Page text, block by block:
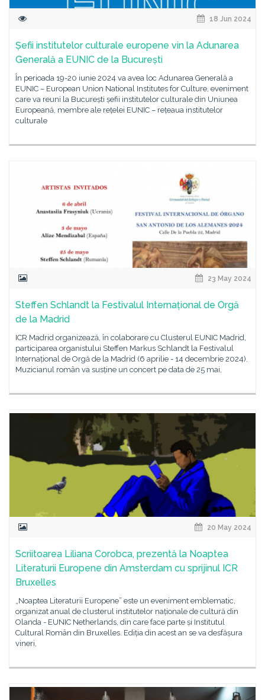
18 Jun 2024
Șefii institutelor culturale europene vin la Adunarea
Generală a EUNIC de la București
În perioada 19-20 iunie 2024 va avea loc Adunarea Generală a
EUNIC – European Union National Institutes for Culture, eveniment
care va reuni la București șefii institutelor culturale din Uniunea
Europeană, membre ale rețelei EUNIC – rețeaua institutelor
culturale
23 May 2024
Steffen Schlandt la Festivalul Internațional de Orgă
de la Madrid
ICR Madrid organizează, în colaborare cu Clusterul EUNIC Madrid,
participarea organistului Steffen Markus Schlandt la Festivalul
Internațional de Orgă de la Madrid (6 aprilie - 14 decembrie 2024).
Muzicianul român va susține un concert pe data de 25 mai,
20 May 2024
Scriitoarea Liliana Corobca, prezentă la Noaptea
Literaturii Europene din Amsterdam cu sprijinul ICR
Bruxelles
„Noaptea Literaturii Europene” este un eveniment emblematic,
organizat anual de clusterul institutelor naționale de cultură din
Olanda - EUNIC Netherlands, din care face parte și Institutul
Cultural Român din Bruxelles. Ediția din acest an se va desfășura
vineri,